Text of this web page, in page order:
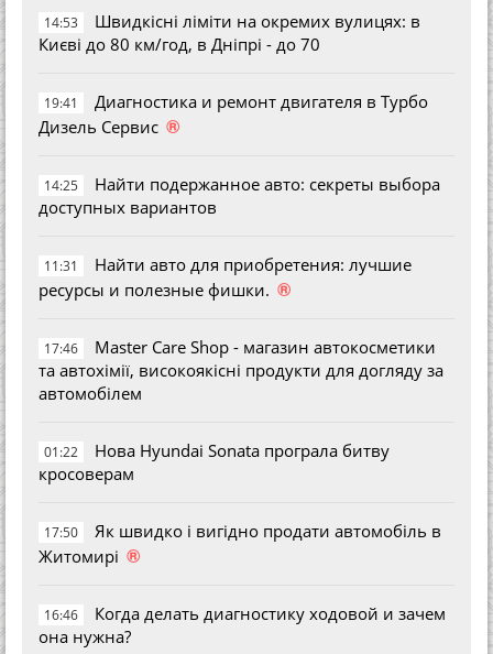
14:53
Швидкісні ліміти на окремих вулицях: в
Києві до 80 км/год, в Дніпрі - до 70
19:41
Диагностика и ремонт двигателя в Турбо
Дизель Сервис ®
14:25
Найти подержанное авто: секреты выбора
доступных вариантов
11:31
Найти авто для приобретения: лучшие
ресурсы и полезные фишки. ®
17:46
Master Care Shop - магазин автокосметики
та автохімії, високоякісні продукти для догляду за
автомобілем
01:22
Нова Hyundai Sonata програла битву
кросоверам
17:50
Як швидко і вигідно продати автомобіль в
Житомирі ®
16:46
Когда делать диагностику ходовой и зачем
она нужна?